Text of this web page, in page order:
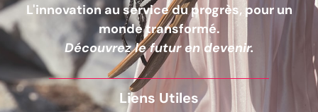
L'innovation au service du progrès, pour un
monde transformé.
Découvrez le futur en devenir.
Liens Utiles